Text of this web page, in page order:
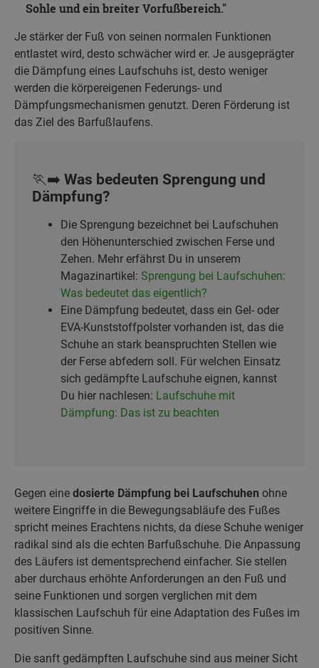
Sohle und ein breiter Vorfußbereich.
Je stärker der Fuß von seinen normalen Funktionen
entlastet wird, desto schwächer wird er. Je ausgeprägter
die Dämpfung eines Laufschuhs ist, desto weniger
werden die körpereigenen Federungs- und
Dämpfungsmechanismen genutzt. Deren Förderung ist
das Ziel des Barfußlaufens.
🏃‍➡️ Was bedeuten Sprengung und
Dämpfung?
Die Sprengung bezeichnet bei Laufschuhen
den Höhenunterschied zwischen Ferse und
Zehen. Mehr erfährst Du in unserem
Magazinartikel: Sprengung bei Laufschuhen:
Was bedeutet das eigentlich?
Eine Dämpfung bedeutet, dass ein Gel- oder
EVA-Kunststoffpolster vorhanden ist, das die
Schuhe an stark beanspruchten Stellen wie
der Ferse abfedern soll. Für welchen Einsatz
sich gedämpfte Laufschuhe eignen, kannst
Du hier nachlesen: Laufschuhe mit
Dämpfung: Das ist zu beachten
Gegen eine dosierte Dämpfung bei Laufschuhen ohne
weitere Eingriffe in die Bewegungsabläufe des Fußes
spricht meines Erachtens nichts, da diese Schuhe weniger
radikal sind als die echten Barfußschuhe. Die Anpassung
des Läufers ist dementsprechend einfacher. Sie stellen
aber durchaus erhöhte Anforderungen an den Fuß und
seine Funktionen und sorgen verglichen mit dem
klassischen Laufschuh für eine Adaptation des Fußes im
positiven Sinne.
Die sanft gedämpften Laufschuhe sind aus meiner Sicht